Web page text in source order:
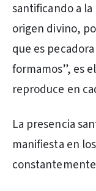
santificando a la
origen divino,
que es
formamos”, es
reproduce en
La presencia
manifiesta en